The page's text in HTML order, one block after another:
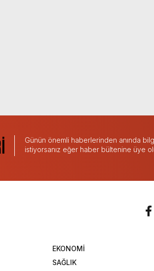
Günün önemli haberlerinden anında
istiyorsanız eğer haber bültenine üye
EKONOMİ
SAĞLIK